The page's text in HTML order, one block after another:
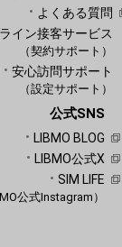
よくある質問
イン接客サービス
（契約サポート）
安心訪問サポート
（設定サポート）
公式SNS
LIBMO BLOG
LIBMO公式X
SIM LIFE
公式Instagram）